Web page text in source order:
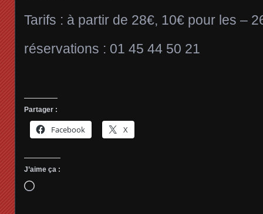
Tarifs : à partir de 28€, 10€ pour les –
réservations : 01 45 44 50 21
Partager :
Facebook X
J’aime ça :
Chargement…